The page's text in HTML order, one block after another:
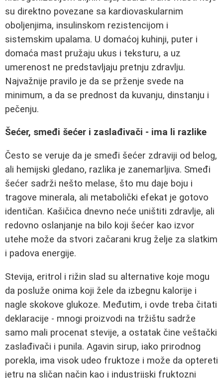
su direktno povezane sa kardiovaskularnim
oboljenjima, insulinskom rezistencijom i
sistemskim upalama. U domaćoj kuhinji, puter i
domaća mast pružaju ukus i teksturu, a uz
umerenost ne predstavljaju pretnju zdravlju.
Najvažnije pravilo je da se prženje svede na
minimum, a da se prednost da kuvanju, dinstanju i
pečenju.
Šećer, smeđi šećer i zaslađivači - ima li razlike
Često se veruje da je smeđi šećer zdraviji od belog,
ali hemijski gledano, razlika je zanemarljiva. Smeđi
šećer sadrži nešto melase, što mu daje boju i
tragove minerala, ali metabolički efekat je gotovo
identičan. Kašičica dnevno neće uništiti zdravlje, ali
redovno oslanjanje na bilo koji šećer kao izvor
utehe može da stvori začarani krug želje za slatkim
i padova energije.
Stevija, eritrol i rižin slad su alternative koje mogu
da posluže onima koji žele da izbegnu kalorije i
nagle skokove glukoze. Međutim, i ovde treba čitati
deklaracije - mnogi proizvodi na tržištu sadrže
samo mali procenat stevije, a ostatak čine veštački
zaslađivači i punila. Agavin sirup, iako prirodnog
porekla, ima visok udeo fruktoze i može da optereti
jetru na sličan način kao i industrijski fruktozni